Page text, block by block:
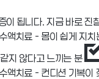
이 됩니다. 지금 바로 진
지 않다고 느끼는 분